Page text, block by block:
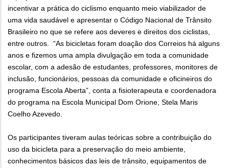
incentivar a prática do ciclismo enquanto meio viabilizador de
uma vida saudável e apresentar o Código Nacional de Trânsito
Brasileiro no que se refere aos deveres e direitos dos ciclistas,
entre outros. “As bicicletas foram doação dos Correios há alguns
anos e fizemos uma ampla divulgação em toda a comunidade
escolar, com a adesão de estudantes, professores, monitores de
inclusão, funcionários, pessoas da comunidade e oficineiros do
programa Escola Aberta”, conta a fisioterapeuta e coordenadora
do programa na Escola Municipal Dom Orione, Stela Maris
Coelho Azevedo.
Os participantes tiveram aulas teóricas sobre a contribuição do
uso da bicicleta para a preservação do meio ambiente,
conhecimentos básicos das leis de trânsito, equipamentos de